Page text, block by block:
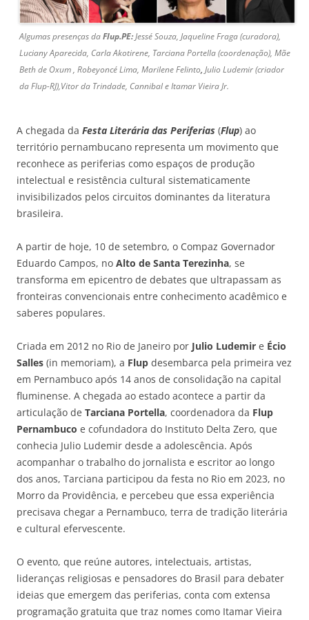
Algumas presenças daFlup.PE:Jessé Souza, Jaqueline Fraga (curadora),
Luciany Aparecida, Carla Akotirene, Tarciana Portella (coordenação), Mãe
Beth de Oxum , Robeyoncé Lima, Marilene Felinto, Julio Ludemir (criador
da Flup-RJ),Vitor da Trindade, Cannibal e Itamar Vieira Jr.
A chegada da Festa Literária das Periferias (Flup) ao
território pernambucano representa um movimento que
reconhece as periferias como espaços de produção
intelectual e resistência cultural sistematicamente
invisibilizados pelos circuitos dominantes da literatura
brasileira.
A partir de hoje, 10 de setembro, o Compaz Governador
Eduardo Campos, no Alto de Santa Terezinha, se
transforma em epicentro de debates que ultrapassam as
fronteiras convencionais entre conhecimento acadêmico e
saberes populares.
Criada em 2012 no Rio de Janeiro por Julio Ludemir e Écio
Salles (in memoriam), a Flup desembarca pela primeira vez
em Pernambuco após 14 anos de consolidação na capital
fluminense. A chegada ao estado acontece a partir da
articulação de Tarciana Portella, coordenadora da Flup
Pernambuco e cofundadora do Instituto Delta Zero, que
conhecia Julio Ludemir desde a adolescência. Após
acompanhar o trabalho do jornalista e escritor ao longo
dos anos, Tarciana participou da festa no Rio em 2023, no
Morro da Providência, e percebeu que essa experiência
precisava chegar a Pernambuco, terra de tradição literária
e cultural efervescente.
O evento, que reúne autores, intelectuais, artistas,
lideranças religiosas e pensadores do Brasil para debater
ideias que emergem das periferias, conta com extensa
programação gratuita que traz nomes como Itamar Vieira